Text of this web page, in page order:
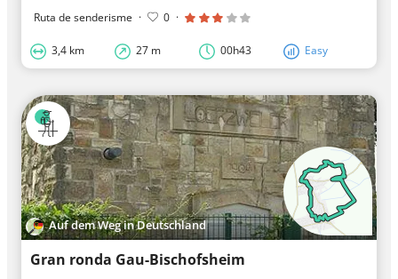
Ruta de senderisme · 0 ·
3,4 km 27 m 00h43 Easy
Auf dem Weg in Deutschland
Gran ronda Gau-Bischofsheim